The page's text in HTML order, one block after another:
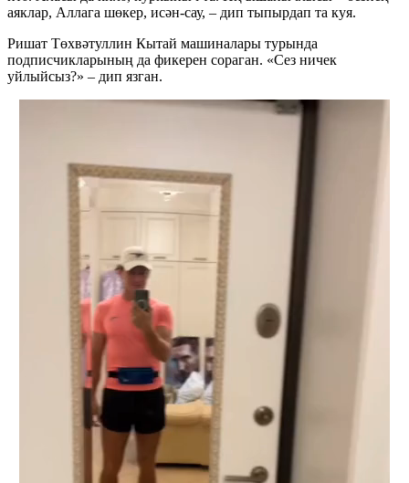
аяклар, Аллага шөкер, исән-сау, – дип тыпырдап та куя.
Ришат Төхвәтуллин Кытай машиналары турында
подписчикларының да фикерен сораган. «Сез ничек
уйлыйсыз?» – дип язган.